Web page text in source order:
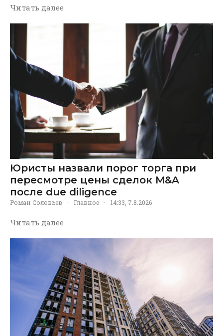
Читать далее
Юристы назвали порог торга при
пересмотре цены сделок M&A
после due diligence
Роман Соловьев · Главное · 14:33, 7.8.2026
Читать далее